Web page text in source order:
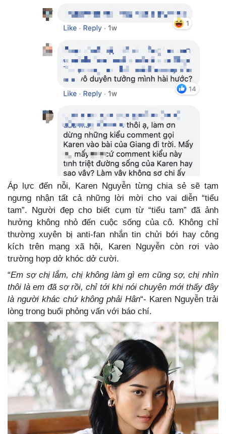
Áp lực đến nỗi, Karen Nguyễn từng chia sẻ sẽ tạm
ngưng nhận tất cả những lời mời cho vai diễn “tiểu
tam”. Người đẹp cho biết cụm từ “tiểu tam” đã ảnh
hưởng không nhỏ đến cuộc sống của cô. Không chỉ
thường xuyên bị anti-fan nhắn tin chửi bới hay công
kích trên mạng xã hội, Karen Nguyễn còn rơi vào
trường hợp dở khóc dở cười.
“Em sợ chị lắm, chị không làm gì em cũng sợ, chị nhìn
thôi là em đã sợ rồi, chỉ tới khi nói chuyện mới thấy đây
là người khác chứ không phải Hân“- Karen Nguyễn trải
lòng trong buổi phỏng vấn với báo chí.